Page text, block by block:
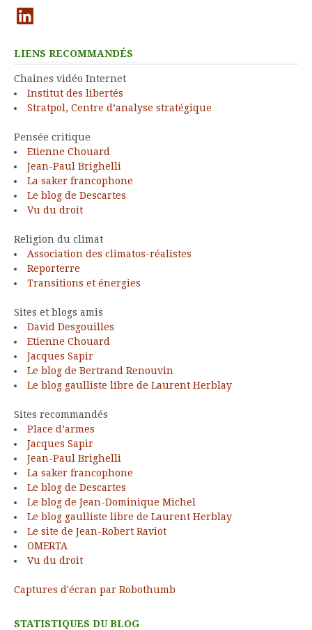
LinkedIn
LIENS RECOMMANDÉS
Chaines vidéo Internet
Institut des libertés
Stratpol, Centre d’analyse stratégique
Pensée critique
Etienne Chouard
Jean-Paul Brighelli
La saker francophone
Le blog de Descartes
Vu du droit
Religion du climat
Association des climatos-réalistes
Reporterre
Transitions et énergies
Sites et blogs amis
David Desgouilles
Etienne Chouard
Jacques Sapir
Le blog de Bertrand Renouvin
Le blog gaulliste libre de Laurent Herblay
Sites recommandés
Place d’armes
Jacques Sapir
Jean-Paul Brighelli
La saker francophone
Le blog de Descartes
Le blog de Jean-Dominique Michel
Le blog gaulliste libre de Laurent Herblay
Le site de Jean-Robert Raviot
OMERTA
Vu du droit
Captures d'écran par Robothumb
STATISTIQUES DU BLOG